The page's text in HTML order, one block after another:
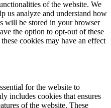
of the website. We
us analyze and understand how
will be stored in your browser
the option to opt-out of these
cookies may have an effect
for the website to
includes cookies that ensures
of the website. These